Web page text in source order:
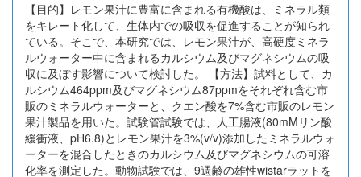
【目的】レモン果汁に豊富に含まれる有機酸は、ミネラル類
をキレート化して、生体内での吸収を促進することが知られ
ている。そこで、本研究では、レモン果汁が、高硬度ミネラ
ルウォーター中に含まれるカルシウム及びマグネシウムの吸
収に及ぼす影響について検討した。 【方法】試料として、カ
ルシウム464ppm及びマグネシウム87ppmをそれぞれ含む市
販のミネラルウォーターと、クエン酸を7%含む市販のレモン
果汁製品を用いた。試験管試験では、人工腸液(80mMリン酸
緩衝液、pH6.8)とレモン果汁を3%(v/v)添加したミネラルウォ
ーターを混合したときのカルシウム及びマグネシウムの可溶
化率を測定した。動物試験では、9週齢の雄性wistarラットを